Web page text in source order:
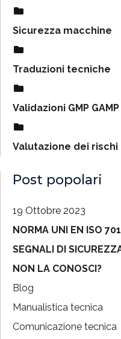
Sicurezza macchine
Traduzioni tecniche
Validazioni GMP GAMP
Valutazione dei rischi
Post popolari
19 Ottobre 2023
NORMA UNI EN ISO
SEGNALI DI
NON LA CONOSCI?
Blog
Manualistica tecnica
Comunicazione tecnica